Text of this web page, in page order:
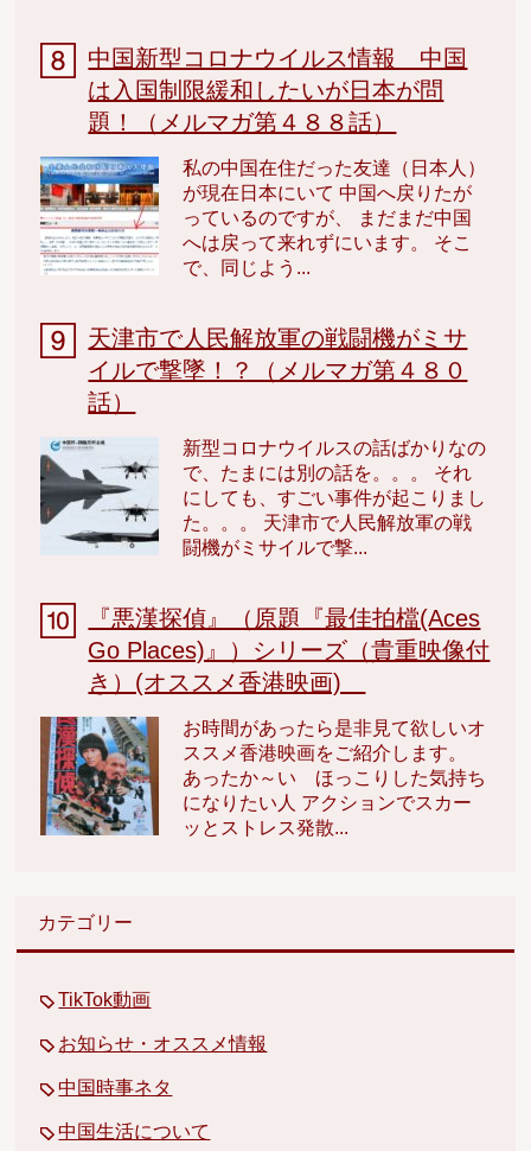
中国新型コロナウイルス情報 中国
は入国制限緩和したいが日本が問
題！（メルマガ第４８８話）
私の中国在住だった友達（日本人）
が現在日本にいて 中国へ戻りたが
っているのですが、 まだまだ中国
へは戻って来れずにいます。 そこ
で、同じよう...
天津市で人民解放軍の戦闘機がミサ
イルで撃墜！？（メルマガ第４８０
話）
新型コロナウイルスの話ばかりなの
で、たまには別の話を。。。 それ
にしても、すごい事件が起こりまし
た。。。 天津市で人民解放軍の戦
闘機がミサイルで撃...
『悪漢探偵』（原題『最佳拍檔(Aces
Go Places)』）シリーズ（貴重映像付
き）(オススメ香港映画)
お時間があったら是非見て欲しいオ
ススメ香港映画をご紹介します。
あったか～い ほっこりした気持ち
になりたい人 アクションでスカー
ッとストレス発散...
カテゴリー
TikTok動画
お知らせ・オススメ情報
中国時事ネタ
中国生活について